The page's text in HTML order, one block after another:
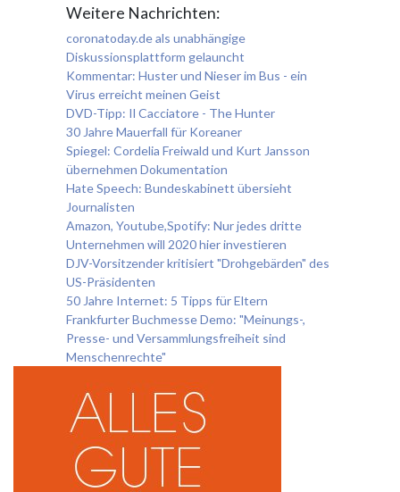
Weitere Nachrichten:
coronatoday.de als unabhängige
Diskussionsplattform gelauncht
Kommentar: Huster und Nieser im Bus - ein
Virus erreicht meinen Geist
DVD-Tipp: Il Cacciatore - The Hunter
30 Jahre Mauerfall für Koreaner
Spiegel: Cordelia Freiwald und Kurt Jansson
übernehmen Dokumentation
Hate Speech: Bundeskabinett übersieht
Journalisten
Amazon, Youtube,Spotify: Nur jedes dritte
Unternehmen will 2020 hier investieren
DJV-Vorsitzender kritisiert "Drohgebärden" des
US-Präsidenten
50 Jahre Internet: 5 Tipps für Eltern
Frankfurter Buchmesse Demo: "Meinungs-,
Presse- und Versammlungsfreiheit sind
Menschenrechte"